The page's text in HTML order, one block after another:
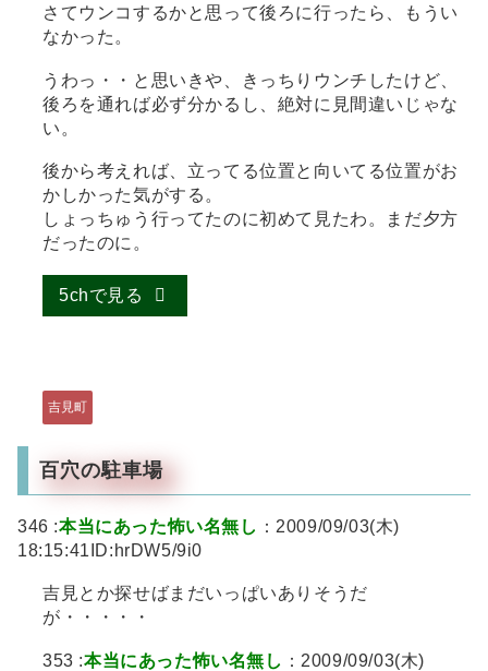
さてウンコするかと思って後ろに行ったら、もうい
なかった。
うわっ・・と思いきや、きっちりウンチしたけど、
後ろを通れば必ず分かるし、絶対に見間違いじゃな
い。
後から考えれば、立ってる位置と向いてる位置がお
かしかった気がする。
しょっちゅう行ってたのに初めて見たわ。まだ夕方
だったのに。
5chで見る
吉見町
百穴の駐車場
346 :本当にあった怖い名無し ：2009/09/03(木)
18:15:41ID:hrDW5/9i0
吉見とか探せばまだいっぱいありそうだ
が・・・・・
353 :本当にあった怖い名無し ：2009/09/03(木)